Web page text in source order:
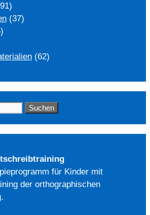
(37)
(62)
für Kinder mit
der orthographischen